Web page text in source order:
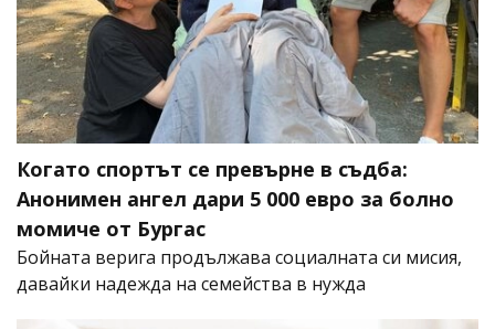
Когато спортът се превърне в съдба:
Анонимен ангел дари 5 000 евро за болно
момиче от Бургас
Бойната верига продължава социалната си мисия,
давайки надежда на семейства в нужда